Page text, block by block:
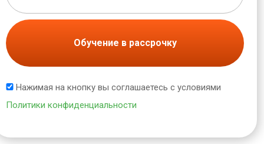
Обучение в рассрочку
Нажимая на кнопку вы соглашаетесь с условиями
Политики конфиденциальности